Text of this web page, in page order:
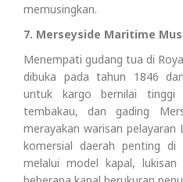
memusingkan.
7. Merseyside Maritime
Menempati gudang tua di
dibuka pada tahun 1846
untuk kargo bernilai
tembakau, dan gading
merayakan warisan pelayaran
komersial daerah penting
melalui model kapal,